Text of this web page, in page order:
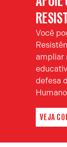
Você
ampliar
defesa
VEJA